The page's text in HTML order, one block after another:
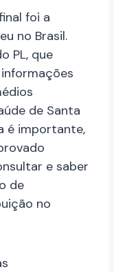
foi a
no Brasil.
PL, que
de Santa
é importante,
e saber
de
no